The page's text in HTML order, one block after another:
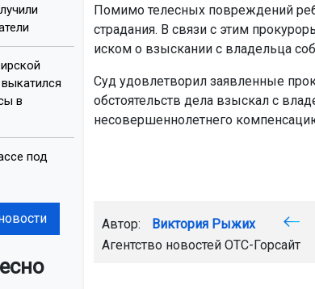
в
под
Помимо телесных повреждений
страдания. В связи с этим
иском о взыскании с владельца
Суд удовлетворил заявленные
обстоятельств дела взыскал с
несовершеннолетнего
Автор: Виктория Рыжих
Агентство новостей ОТС-Горсайт